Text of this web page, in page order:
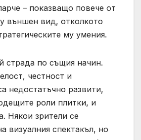
– показващо повече от
външен вид, отколкото
му умения.
страда по същия начин.
честност и
недостатъчно развити,
роли плитки, и
Някои зрители се
визуалния спектакъл, но